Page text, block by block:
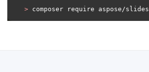
> composer require aspose/slides